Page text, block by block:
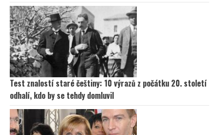
Test znalostí staré češtiny: 10 výrazů z počátku 20. století
odhalí, kdo by se tehdy domluvil